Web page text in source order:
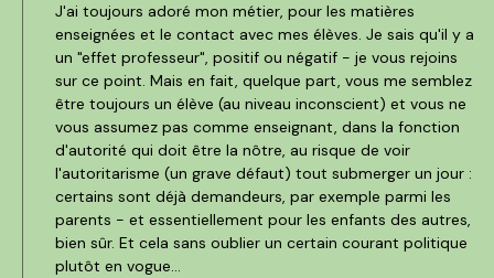
J'ai toujours adoré mon métier, pour les matières
enseignées et le contact avec mes élèves. Je sais qu'il y a
un "effet professeur", positif ou négatif - je vous rejoins
sur ce point. Mais en fait, quelque part, vous me semblez
être toujours un élève (au niveau inconscient) et vous ne
vous assumez pas comme enseignant, dans la fonction
d'autorité qui doit être la nôtre, au risque de voir
l'autoritarisme (un grave défaut) tout submerger un jour :
certains sont déjà demandeurs, par exemple parmi les
parents - et essentiellement pour les enfants des autres,
bien sûr. Et cela sans oublier un certain courant politique
plutôt en vogue...